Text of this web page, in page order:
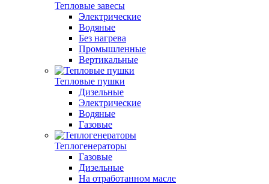
Тепловые завесы
Электрические
Водяные
Без нагрева
Промышленные
Вертикальные
Тепловые пушки
Дизельные
Электрические
Водяные
Газовые
Теплогенераторы
Газовые
Дизельные
На отработанном масле